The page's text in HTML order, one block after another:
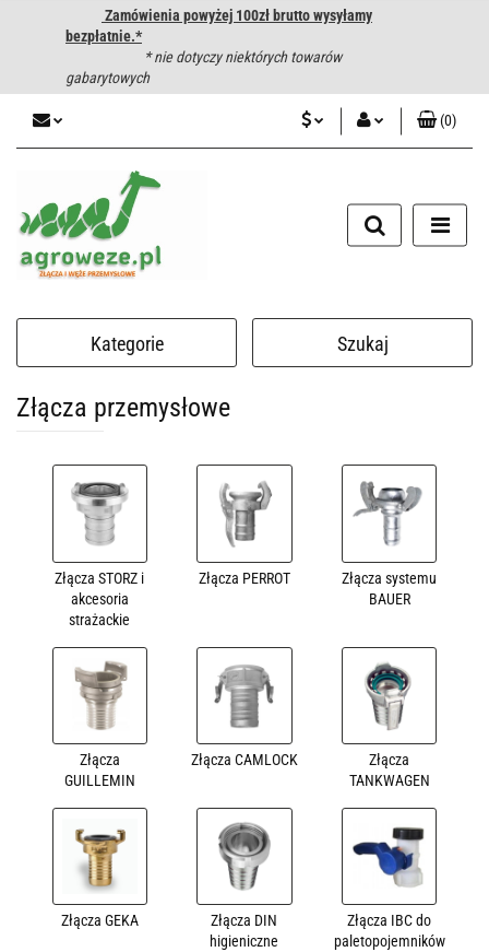
Zamówienia powyżej 100zł brutto wysyłamy
bezpłatnie.*
* nie dotyczy niektórych towarów
gabarytowych
Zarejestruj się
Dodaj zgłoszenie
(0)
Kategorie Szukaj
Złącza przemysłowe
Złącza STORZ i
akcesoria
strażackie
Złącza PERROT
Złącza systemu
BAUER
Złącza
GUILLEMIN
Złącza CAMLOCK
Złącza
TANKWAGEN
Złącza GEKA
Złącza DIN
higieniczne
Złącza IBC do
paletopojemników